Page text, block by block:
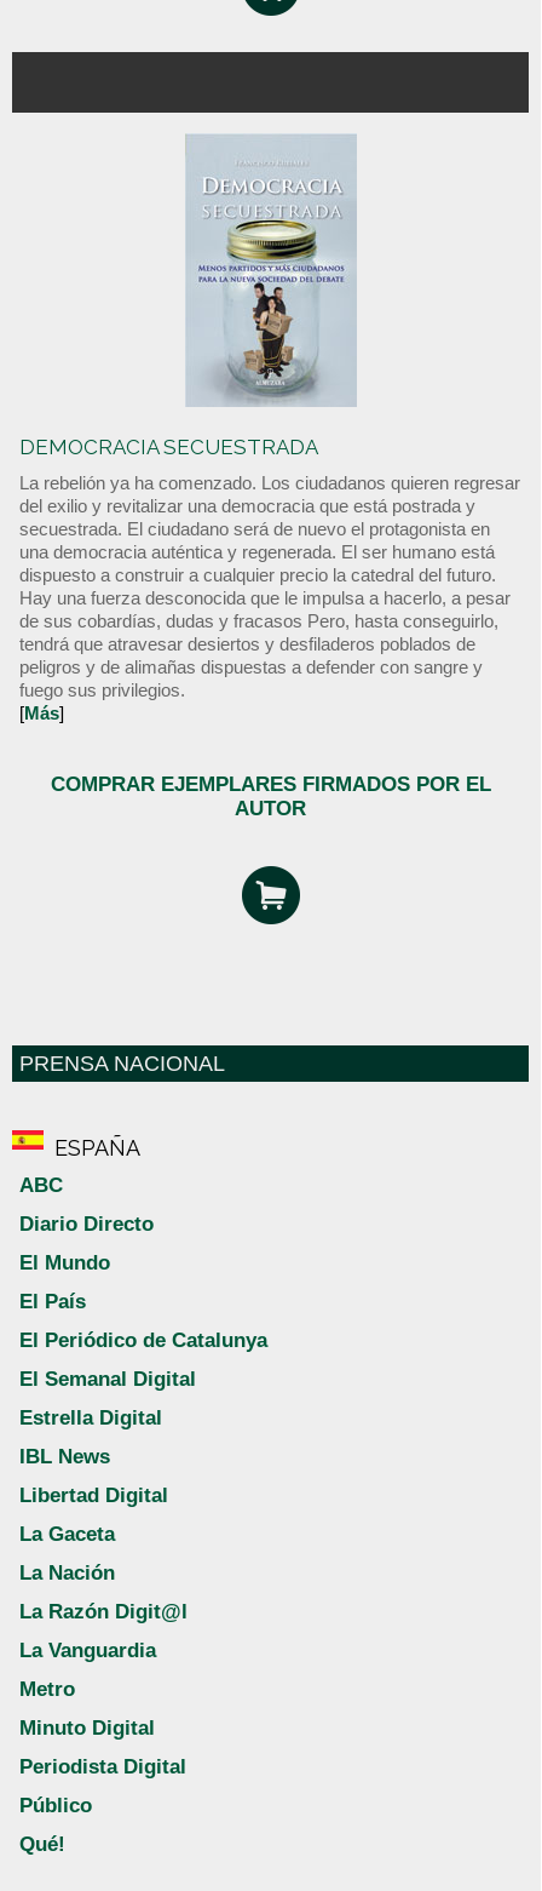
DEMOCRACIA SECUESTRADA
La rebelión ya ha comenzado. Los ciudadanos quieren regresar
del exilio y revitalizar una democracia que está postrada y
secuestrada. El ciudadano será de nuevo el protagonista en
una democracia auténtica y regenerada. El ser humano está
dispuesto a construir a cualquier precio la catedral del futuro.
Hay una fuerza desconocida que le impulsa a hacerlo, a pesar
de sus cobardías, dudas y fracasos Pero, hasta conseguirlo,
tendrá que atravesar desiertos y desfiladeros poblados de
peligros y de alimañas dispuestas a defender con sangre y
fuego sus privilegios.
[Más]
COMPRAR EJEMPLARES FIRMADOS POR EL
AUTOR
PRENSA NACIONAL
ESPAÑA
ABC
Diario Directo
El Mundo
El País
El Periódico de Catalunya
El Semanal Digital
Estrella Digital
IBL News
Libertad Digital
La Gaceta
La Nación
La Razón Digit@l
La Vanguardia
Metro
Minuto Digital
Periodista Digital
Público
Qué!